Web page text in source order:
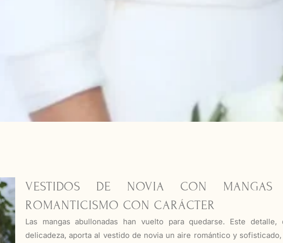
VESTIDOS DE NOVIA CON MANGAS
ROMANTICISMO CON CARÁCTER
Las mangas abullonadas han vuelto para quedarse. Este
delicadeza, aporta al vestido de novia un aire romántico y